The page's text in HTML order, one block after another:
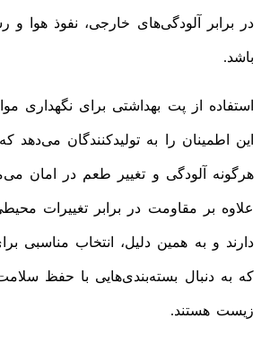
در برابر آلودگی‌های خارجی، نفوذ هوا و
باشد.
استفاده از پت بهداشتی برای نگهداری
این اطمینان را به تولیدکنندگان می‌دهد
هرگونه آلودگی و تغییر طعم در امان
علاوه بر مقاومت در برابر تغییرات
دارند و به همین دلیل، انتخاب مناسبی
که به دنبال بسته‌بندی‌هایی با حفظ
زیست هستند.